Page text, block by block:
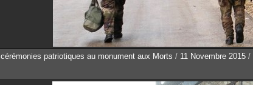
cérémonies patriotiques au monument aux Morts / 11 Novembre 2015 /